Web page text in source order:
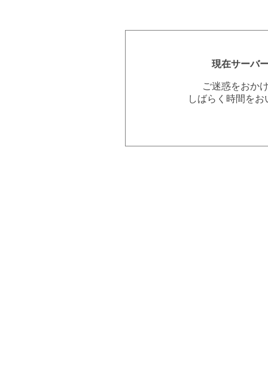
現在サーバ
ご迷惑をおか
しばらく時間を